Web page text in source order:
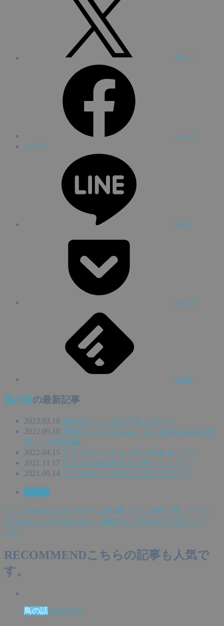
ポスト
シェア
はてブ
送る
Pocket
feedly
鳥の話の最新記事
2023.03.18 雨の中、、、待ってる！Σ(ﾟДﾟ)
2022.09.10 早朝のスズメちゃん ＆ お兄さんのお土
産☆～石垣島編～
2022.04.15 スズメのホバリングから始まる一日☆
2021.11.17 スズメのお宿が大ピンチ！（＾＾；
2021.09.14 エアーオーブン使ってみました(^^)/
ごはん待ちのスズメちゃん＆牡蠣づくしの晩ご飯（＾＾）/
やっぱり！メジロちゃん、居眠りしてたみたいです（＾
＾）/
RECOMMENDこちらの記事も人気で
す。
鳥の話 2018.2.19